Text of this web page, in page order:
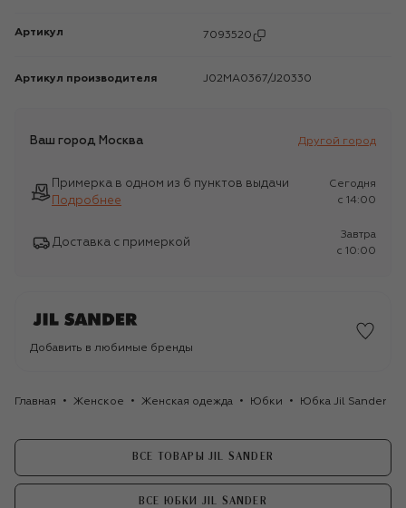
Артикул 7093520
Артикул производителя J02MA0367/J20330
Ваш город Москва Другой город
Примерка в одном из 6 пунктов выдачи
Подробнее
Сегодня
c 14:00
Доставка с примеркой
Завтра
c 10:00
Добавить в любимые бренды
Главная Женское Женская одежда Юбки Юбка Jil Sander
ВСЕ ТОВАРЫ JIL SANDER
ВСЕ ЮБКИ JIL SANDER